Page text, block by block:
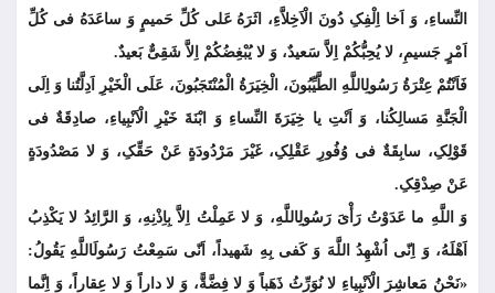
النِّساءِ، وَ اَخا اِلْفِکِ دُونَ الْاَخِلاَّءِ، اثَرَهُ عَلى کُلِّ حَمیمٍ وَ ساعَدَهُ فی کُلِّ
اَمْرٍ جَسیمِ، لا یُحِبُّکُمْ اِلاَّ سَعیدٌ، وَ لا یُبْغِضُکُمْ اِلاَّ شَقِیٌّ بَعیدٌ.
فَاَنْتُمْ عِتْرَةُ رَسُولِ‏اللَّهِ الطَّیِّبُونَ، الْخِیَرَةُ الْمُنْتَجَبُونَ، عَلَى الْخَیْرِ اَدِلَّتُنا وَ اِلَى
الْجَنَّةِ مَسالِکُنا، وَ اَنْتِ یا خِیَرَةَ النِّساءِ وَ ابْنَةَ خَیْرِ الْاَنْبِیاءِ، صادِقَةٌ فی
قَوْلِکِ، سابِقَةٌ فی وُفُورِ عَقْلِکِ، غَیْرَ مَرْدُودَةٍ عَنْ حَقِّکِ، وَ لا مَصْدُودَةٍ
عَنْ صِدْقِکِ.
وَ اللَّهِ ما عَدَوْتُ رَأْىَ رَسُولِ‏اللَّهِ، وَ لا عَمِلْتُ اِلاَّ بِاِذْنِهِ، وَ الرَّائِدُ لا یَکْذِبُ
اَهْلَهُ، وَ اِنّی اُشْهِدُ اللَّهَ وَ کَفى بِهِ شَهیداً، اَنّی سَمِعْتُ رَسُولَ‏اللَّهِ یَقُولُ:
«نَحْنُ مَعاشِرَ الْاَنْبِیاءِ لا نُوَرِّثُ ذَهَباً وَ لا فِضَّةًّ، وَ لا داراً وَ لا عِقاراً، وَ اِنَّما